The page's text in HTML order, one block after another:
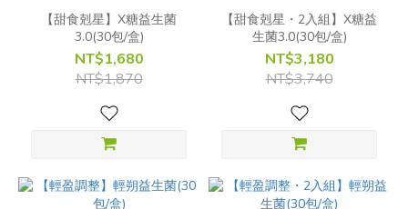
【甜食剋星】X糖益生菌
3.0(30包/盒)
NT$1,680
NT$1,870
【甜食剋星・2入組】X糖益
生菌3.0(30包/盒)
NT$3,180
NT$3,740